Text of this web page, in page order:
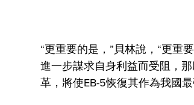
“更重要的是，”貝林說，“更重
進一步謀求自身利益而受阻，
革，將使EB-5恢復其作為我國